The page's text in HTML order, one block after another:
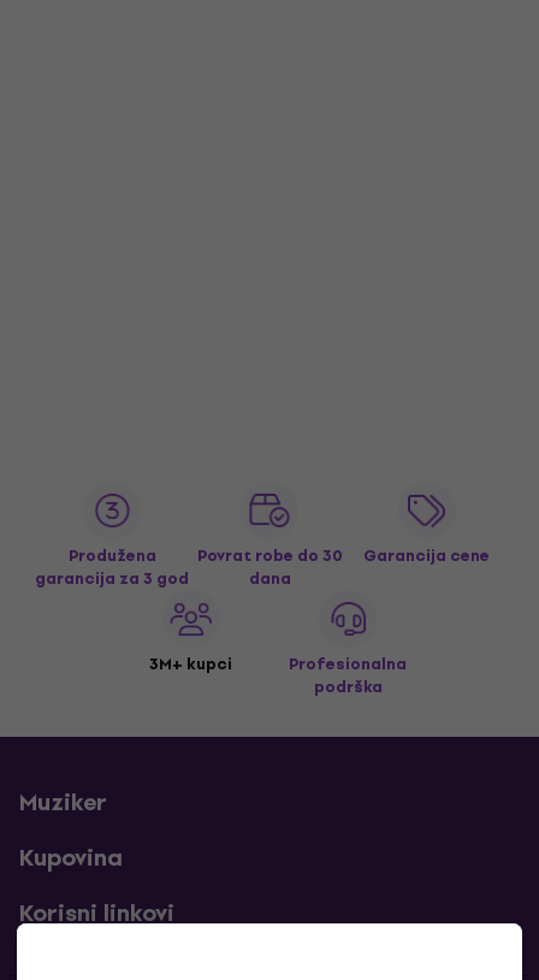
Produžena
garancija za 3 god
Povrat robe do 30
dana
Garancija cene
3M+ kupci
Profesionalna
podrška
Muziker
Kupovina
Korisni linkovi